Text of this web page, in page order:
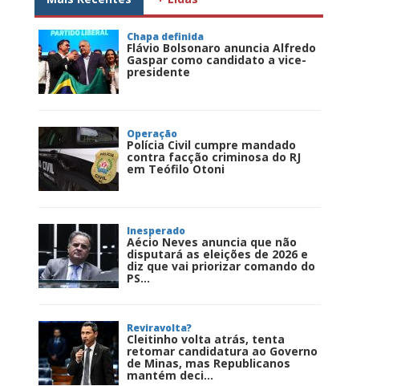
Chapa definida
Flávio Bolsonaro anuncia Alfredo
Gaspar como candidato a vice-
presidente
Operação
Polícia Civil cumpre mandado
contra facção criminosa do RJ
em Teófilo Otoni
Inesperado
Aécio Neves anuncia que não
disputará as eleições de 2026 e
diz que vai priorizar comando do
PS...
Reviravolta?
Cleitinho volta atrás, tenta
retomar candidatura ao Governo
de Minas, mas Republicanos
mantém deci...